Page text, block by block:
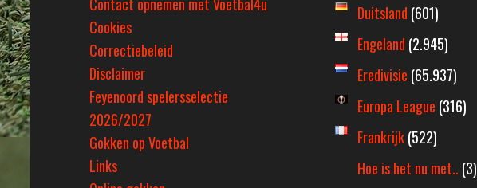
Contact opnemen met Voetbal4u
Cookies
Correctiebeleid
Disclaimer
Feyenoord spelersselectie
2026/2027
Gokken op Voetbal
Links
Duitsland (601)
Engeland (2.945)
Eredivisie (65.937)
Europa League (316)
Frankrijk(522)
Hoe is het nu met.. (3)